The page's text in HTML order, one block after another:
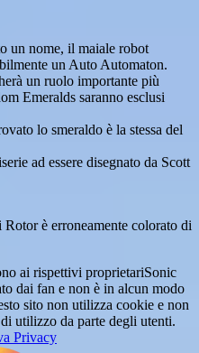
un nome, il maiale robot
un Auto Automaton.
un ruolo importante più
Emeralds saranno esclusi
lo smeraldo è la stessa del
ad essere disegnato da Scott
è erroneamente colorato di
ai rispettivi proprietariSonic
dai fan e non è in alcun modo
sito non utilizza cookie e non
utilizzo da parte degli utenti.
Privacy